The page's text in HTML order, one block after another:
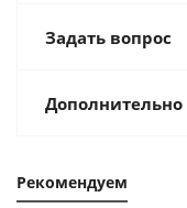
Задать вопрос
Дополнительно
Рекомендуем